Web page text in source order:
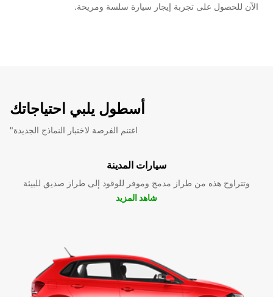
الآن للحصول على تجربة إيجار سيارة سلسة ومريحة.
أسطول يلبي احتياجاتك
"اغتنم الفرصة لاختبار النماذج الجديدة
سيارات المدينة
وتتراوح هذه من طراز مدمج وموفر للوقود إلى طراز صديق للبيئة
شاهد المزيد